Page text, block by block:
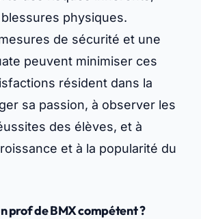
physiques.
de sécurité et une
peuvent minimiser ces
résident dans la
sa passion, à observer les
des élèves, et à
et à la popularité du
prof de BMX compétent ?